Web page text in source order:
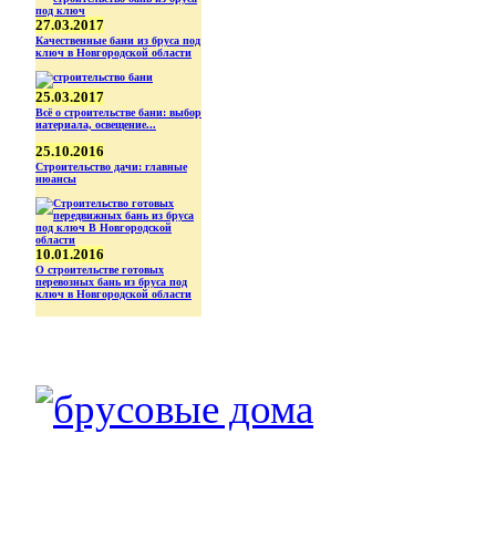
27.03.2017
Качественные бани из бруса под
ключ в Новгородской области
25.03.2017
Всё о строительстве бани: выбор
иатериала, освещение...
25.10.2016
Строительство дачи: главные
нюансы
10.01.2016
О строительстве готовых
перевозных бань из бруса под
ключ в Новгородской области